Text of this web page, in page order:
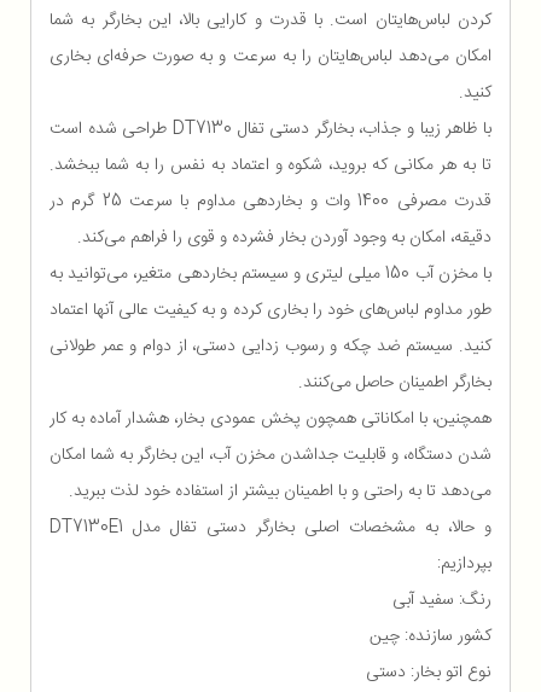
کردن لباس‌هایتان است. با قدرت و کارایی بالا، این بخارگر به شما
امکان می‌دهد لباس‌هایتان را به سرعت و به صورت حرفه‌ای بخاری
کنید.
با ظاهر زیبا و جذاب، بخارگر دستی تفال DT7130 طراحی شده است
تا به هر مکانی که بروید، شکوه و اعتماد به نفس را به شما ببخشد.
قدرت مصرفی 1400 وات و بخاردهی مداوم با سرعت 25 گرم در
دقیقه، امکان به وجود آوردن بخار فشرده و قوی را فراهم می‌کند.
با مخزن آب 150 میلی لیتری و سیستم بخاردهی متغیر، می‌توانید به
طور مداوم لباس‌های خود را بخاری کرده و به کیفیت عالی آنها اعتماد
کنید. سیستم ضد چکه و رسوب زدایی دستی، از دوام و عمر طولانی
بخارگر اطمینان حاصل می‌کنند.
همچنین، با امکاناتی همچون پخش عمودی بخار، هشدار آماده به کار
شدن دستگاه، و قابلیت جداشدن مخزن آب، این بخارگر به شما امکان
می‌دهد تا به راحتی و با اطمینان بیشتر از استفاده خود لذت ببرید.
و حالا، به مشخصات اصلی بخارگر دستی تفال مدل DT7130E1
بپردازیم:
رنگ: سفید آبی
کشور سازنده: چین
نوع اتو بخار: دستی